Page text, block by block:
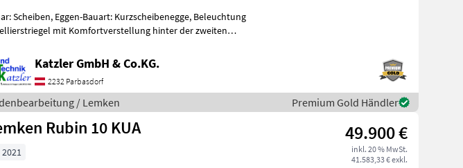
Scheiben, Eggen-Bauart: Kurzscheibenegge, Beleuchtung
mit Komfortverstellung hinter der zweiten
Katzler GmbH & Co.KG.
2232 Parbasdorf
/ Lemken Premium Gold Händler
Rubin 10 KUA 49.900 €
inkl. 20 % MwSt.
41.583,33 € exkl.
2021